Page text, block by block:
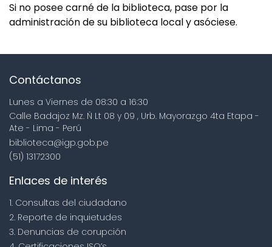
Si no posee carné de la biblioteca, pase por la
administración de su biblioteca local y asóciese.
Contáctanos
Lunes a Viernes de 08:30 a 16:30
Calle Badajoz Mz. Ñ Lt 08 y 09 , Urb. Mayorazgo 4ta Etapa -
Ate - Lima - Perú
biblioteca@igp.gob.pe
(51) 13172300
Enlaces de interés
1. Consultas del ciudadano
2. Reporte de inquietudes
3. Denuncias de corupción